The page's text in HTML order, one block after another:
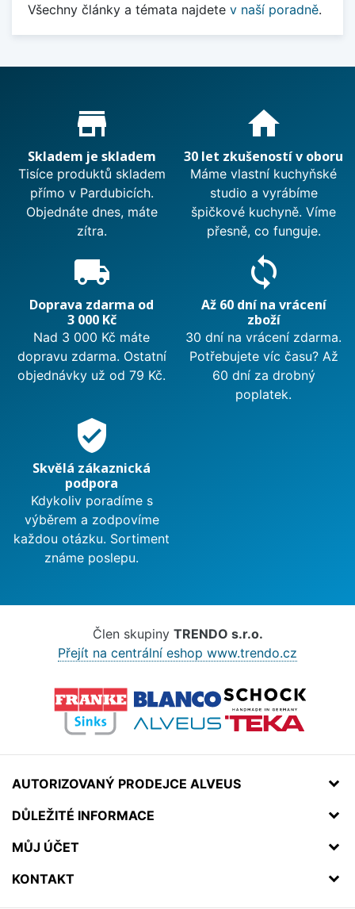
Všechny články a témata najdete v naší poradně.
Proč nakupovat u nás?
store_mall_directory
Skladem je skladem
Tisíce produktů skladem
přímo v Pardubicích.
Objednáte dnes, máte
zítra.
home
30 let zkušeností v oboru
Máme vlastní kuchyňské
studio a vyrábíme
špičkové kuchyně. Víme
přesně, co funguje.
local_shipping
Doprava zdarma od
3 000 Kč
Nad 3 000 Kč máte
dopravu zdarma. Ostatní
objednávky už od 79 Kč.
sync
Až 60 dní na vrácení
zboží
30 dní na vrácení zdarma.
Potřebujete víc času? Až
60 dní za drobný
poplatek.
verified_user
Skvělá zákaznická
podpora
Kdykoliv poradíme s
výběrem a zodpovíme
každou otázku. Sortiment
známe poslepu.
Člen skupiny TRENDO s.r.o.
Přejít na centrální eshop www.trendo.cz
AUTORIZOVANÝ PRODEJCE ALVEUS
DŮLEŽITÉ INFORMACE
MŮJ ÚČET
KONTAKT